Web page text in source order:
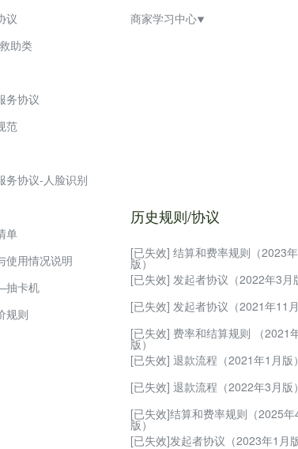
议
助类
务协议
范
务协议-人脸识别
单
使用情况说明
抽卡机
规则
商家学习中心
POP店商家商品上传规则
摩点商城保质期商品管理规则
摩点商城商家违规处罚管理规则
摩点商城食品类目商品纠纷处
电商商城商品主图及详情页规范
摩点商城商家售后服务管理规则
摩点商城商家退店流程规范
历史规则/协议
[已失效] 结算和费率规则（2023
版）
[已失效] 发起者协议（2022年3月
[已失效] 发起者协议（2021年11
[已失效] 费率和结算规则 （2021
版）
[已失效] 退款流程（2021年1月版
[已失效] 退款流程（2022年3月版
[已失效]结算和费率规则（2025年
版）
[已失效]发起者协议（2023年1月